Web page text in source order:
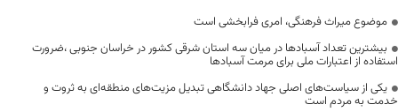
موضوع میراث فرهنگی، امری فرابخشی است
بیشترین تعداد آسبادها در میان سه استان شرقی کشور در خراسان جنوبی ،ضرورت
استفاده از اعتبارات ملی برای مرمت آسبادها
یکی از سیاست‌های اصلی جهاد دانشگاهی تبدیل مزیت‌های منطقه‌ای به ثروت و
خدمت به مردم است